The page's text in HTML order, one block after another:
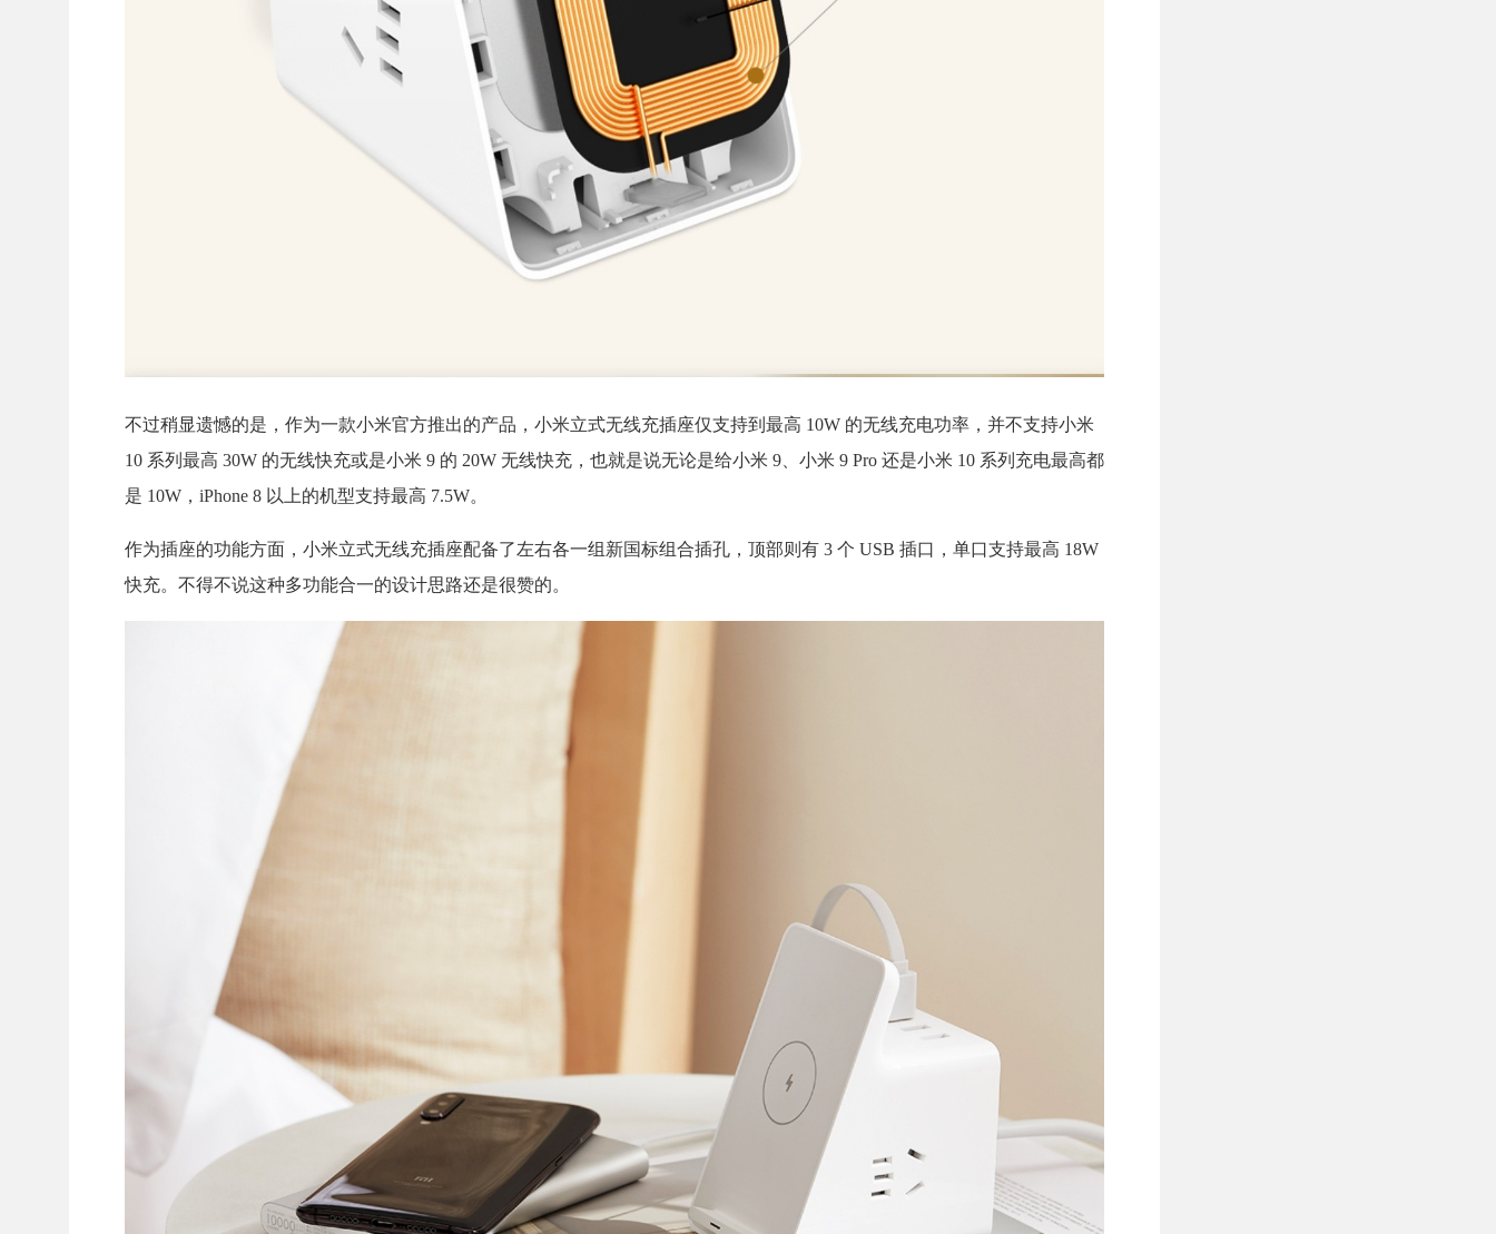
不过稍显遗憾的是，作为一款小米官方推出的产品，小米立式无线充插座仅支持到最高 10W 的无线充电功率，并不支持小米
10 系列最高 30W 的无线快充或是小米 9 的 20W 无线快充，也就是说无论是给小米 9、小米 9 Pro 还是小米 10 系列充电最高都
是 10W，iPhone 8 以上的机型支持最高 7.5W。
作为插座的功能方面，小米立式无线充插座配备了左右各一组新国标组合插孔，顶部则有 3 个 USB 插口，单口支持最高 18W
快充。不得不说这种多功能合一的设计思路还是很赞的。